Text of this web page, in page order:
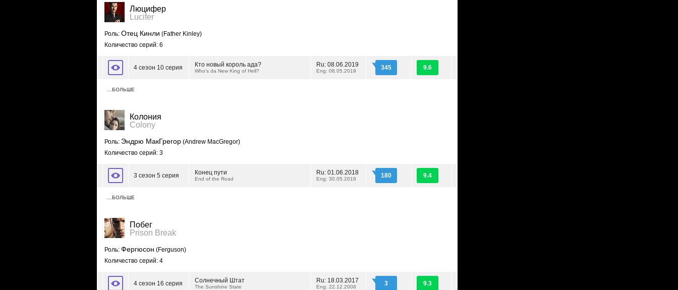
Люцифер
Lucifer
Роль: Отец Кинли (Father Kinley)
Количество серий: 6
4 сезон 10 серия Кто новый король ада?
Who's da New King of Hell?
Ru: 08.06.2019
Eng: 08.05.2019 345 9.6
…БОЛЬШЕ
Колония
Colony
Роль: Эндрю МакГрегор (Andrew MacGregor)
Количество серий: 3
3 сезон 5 серия Конец пути
End of the Road
Ru: 01.06.2018
Eng: 30.05.2018 180 9.4
…БОЛЬШЕ
Побег
Prison Break
Роль: Фергюсон (Ferguson)
Количество серий: 4
4 сезон 16 серия Солнечный Штат
The Sunshine State
Ru: 18.03.2017
Eng: 22.12.2008 3 9.3